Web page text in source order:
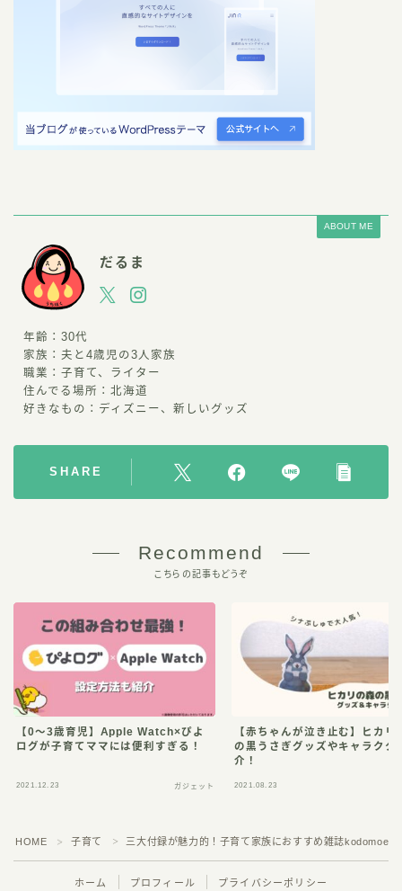
ABOUT ME
だるま
年齢：30代
家族：夫と4歳児の3人家族
職業：子育て、ライター
住んでる場所：北海道
好きなもの：ディズニー、新しいグッズ
SHARE
Recommend
こちらの記事もどうぞ
【0〜3歳育児】Apple Watch×ぴよ
ログが子育てママには便利すぎる！
2021.12.23 ガジェット
【赤ちゃんが泣き止む】ヒカリ
の黒うさぎグッズやキャラクタ
介！
2021.08.23
HOME ＞ 子育て ＞ 三大付録が魅力的！子育て家族におすすめ雑誌kodomoe(
ホーム プロフィール プライバシーポリシー